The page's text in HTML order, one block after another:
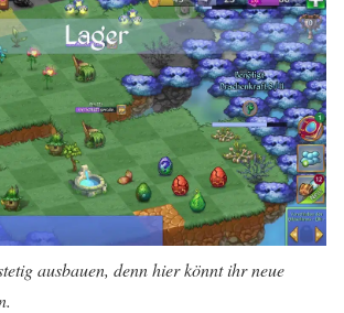
ausbauen, denn hier könnt ihr neue